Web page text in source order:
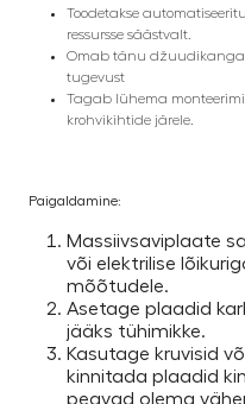
Toodetakse
ressursse säästvalt.
Omab tänu
tugevust
Tagab lühema
krohvikihtide järele.
Paigaldamine:
Massiivsaviplaate
või elektrilise
mõõtudele.
Asetage plaadid
jääks tühimikke.
Kasutage kruvisid
kinnitada plaadid
peavad olema